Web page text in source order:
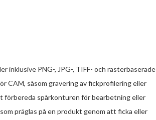
inklusive PNG-, JPG-, TIFF- och rasterbaserade
CAM, såsom gravering av fickprofilering eller
förbereda spårkonturen för bearbetning eller
präglas på en produkt genom att ficka eller